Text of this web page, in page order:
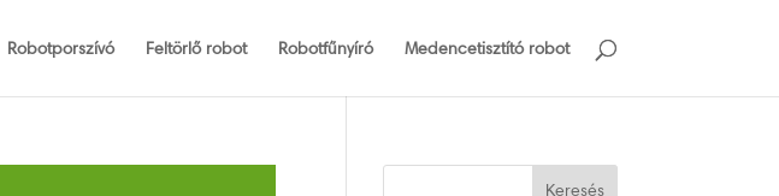
Robotporszívó Feltörlő robot Robotfűnyíró Medencetisztító robot